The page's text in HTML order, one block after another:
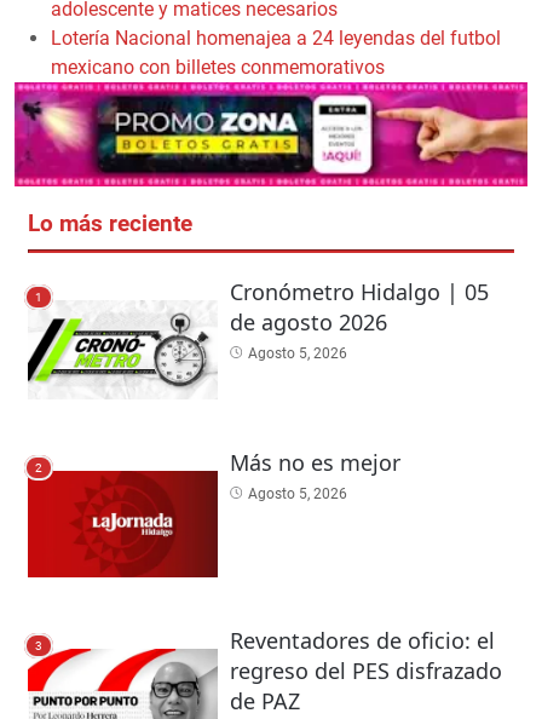
adolescente y matices necesarios
Lotería Nacional homenajea a 24 leyendas del futbol
mexicano con billetes conmemorativos
Lo más reciente
1
Cronómetro Hidalgo | 05
de agosto 2026
Agosto 5, 2026
2 Más no es mejor
Agosto 5, 2026
3
Reventadores de oficio: el
regreso del PES disfrazado
de PAZ